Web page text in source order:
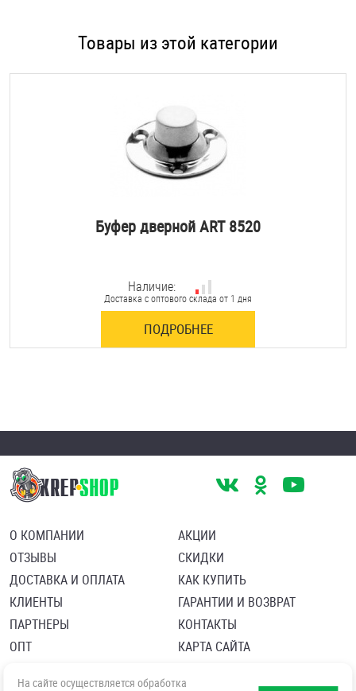
Товары из этой категории
Буфер дверной ART 8520
Наличие:
Доставка с оптового склада от 1 дня
ПОДРОБНЕЕ
О КОМПАНИИ
ОТЗЫВЫ
ДОСТАВКА И ОПЛАТА
КЛИЕНТЫ
ПАРТНЕРЫ
ОПТ
АКЦИИ
СКИДКИ
КАК КУПИТЬ
ГАРАНТИИ И ВОЗВРАТ
КОНТАКТЫ
КАРТА САЙТА
Политика в отношении обработки персональных данных
На сайте осуществляется обработка